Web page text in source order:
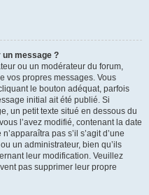
message ?
ou un modérateur du forum,
vos propres messages. Vous
le bouton adéquat, parfois
initial ait été publié. Si
un petit texte situé en dessous du
l’avez modifié, contenant la date
pas s’il s’agit d’une
un administrateur, bien qu’ils
leur modification. Veuillez
pas supprimer leur propre